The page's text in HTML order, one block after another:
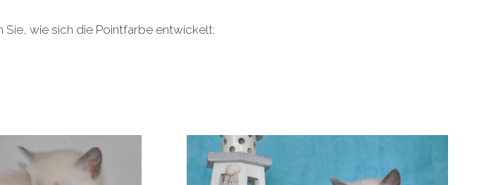
Sie, wie sich die Pointfarbe entwickelt: